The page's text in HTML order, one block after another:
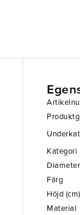
Kategori
Diameter
Färg
Höjd (cm)
Material